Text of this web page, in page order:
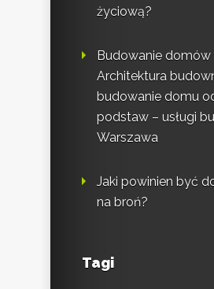
życiową?
Budowanie domów
Architektura
budowanie domu
podstaw – usługi
Warszawa
Jaki powinien być
na broń?
Tagi